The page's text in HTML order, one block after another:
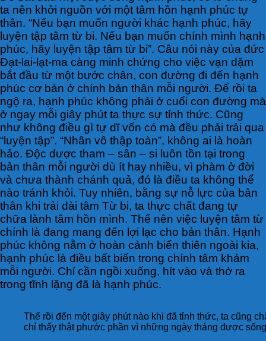
ta nên khởi nguồn với một tâm hồn hạnh phúc tự
thân. “Nếu bạn muốn người khác hạnh phúc, hãy
luyện tập tâm từ bi. Nếu bạn muốn chính mình hạnh
phúc, hãy luyện tập tâm từ bi”. Câu nói này của đức
Đạt-lai-lạt-ma càng minh chứng cho việc vạn dặm
bắt đầu từ một bước chân, con đường đi đến hạnh
phúc cơ bản ở chính bản thân mỗi người. Để rồi ta
ngộ ra, hạnh phúc không phải ở cuối con đường mà
ở ngay mỗi giây phút ta thực sự tỉnh thức. Cũng
như không điều gì tự dĩ vốn có mà đều phải trải qua
“luyện tập”. “Nhân vô thập toàn”, không ai là hoàn
hảo. Độc dược tham – sân – si luôn tồn tại trong
bản thân mỗi người dù ít hay nhiều, vì phàm ở đời
và chưa thành chánh quả, đó là điều ta không thể
nào tránh khỏi. Tuy nhiên, bằng sự nỗ lực của bản
thân khi trải dài tâm Từ bi, ta thực chất đang tự
chữa lành tâm hồn mình. Thế nên việc luyện tâm từ
chính là đang mang đến lợi lạc cho bản thân. Hạnh
phúc không nằm ở hoàn cảnh biến thiên ngoài kia,
hạnh phúc là điều bất biến trong chính tâm khảm
mỗi người. Chỉ cần ngồi xuống, hít vào và thở ra
trong tĩnh lặng đã là hạnh phúc.
Thế rồi đến một giây phút nào khi đã tỉnh thức, ta cũng
chỉ thấy thật phước phần vì những ngày tháng được